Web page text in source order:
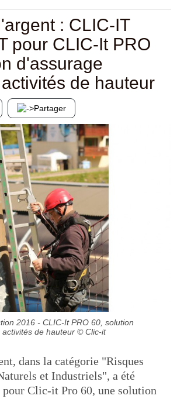
: CLIC-IT
pour CLIC-It PRO
d'assurage
de hauteur
Partager
2016 - CLIC-It PRO 60, solution
de hauteur © Clic-it
dans la catégorie "Risques
et Industriels", a été
Clic-it Pro 60, une solution